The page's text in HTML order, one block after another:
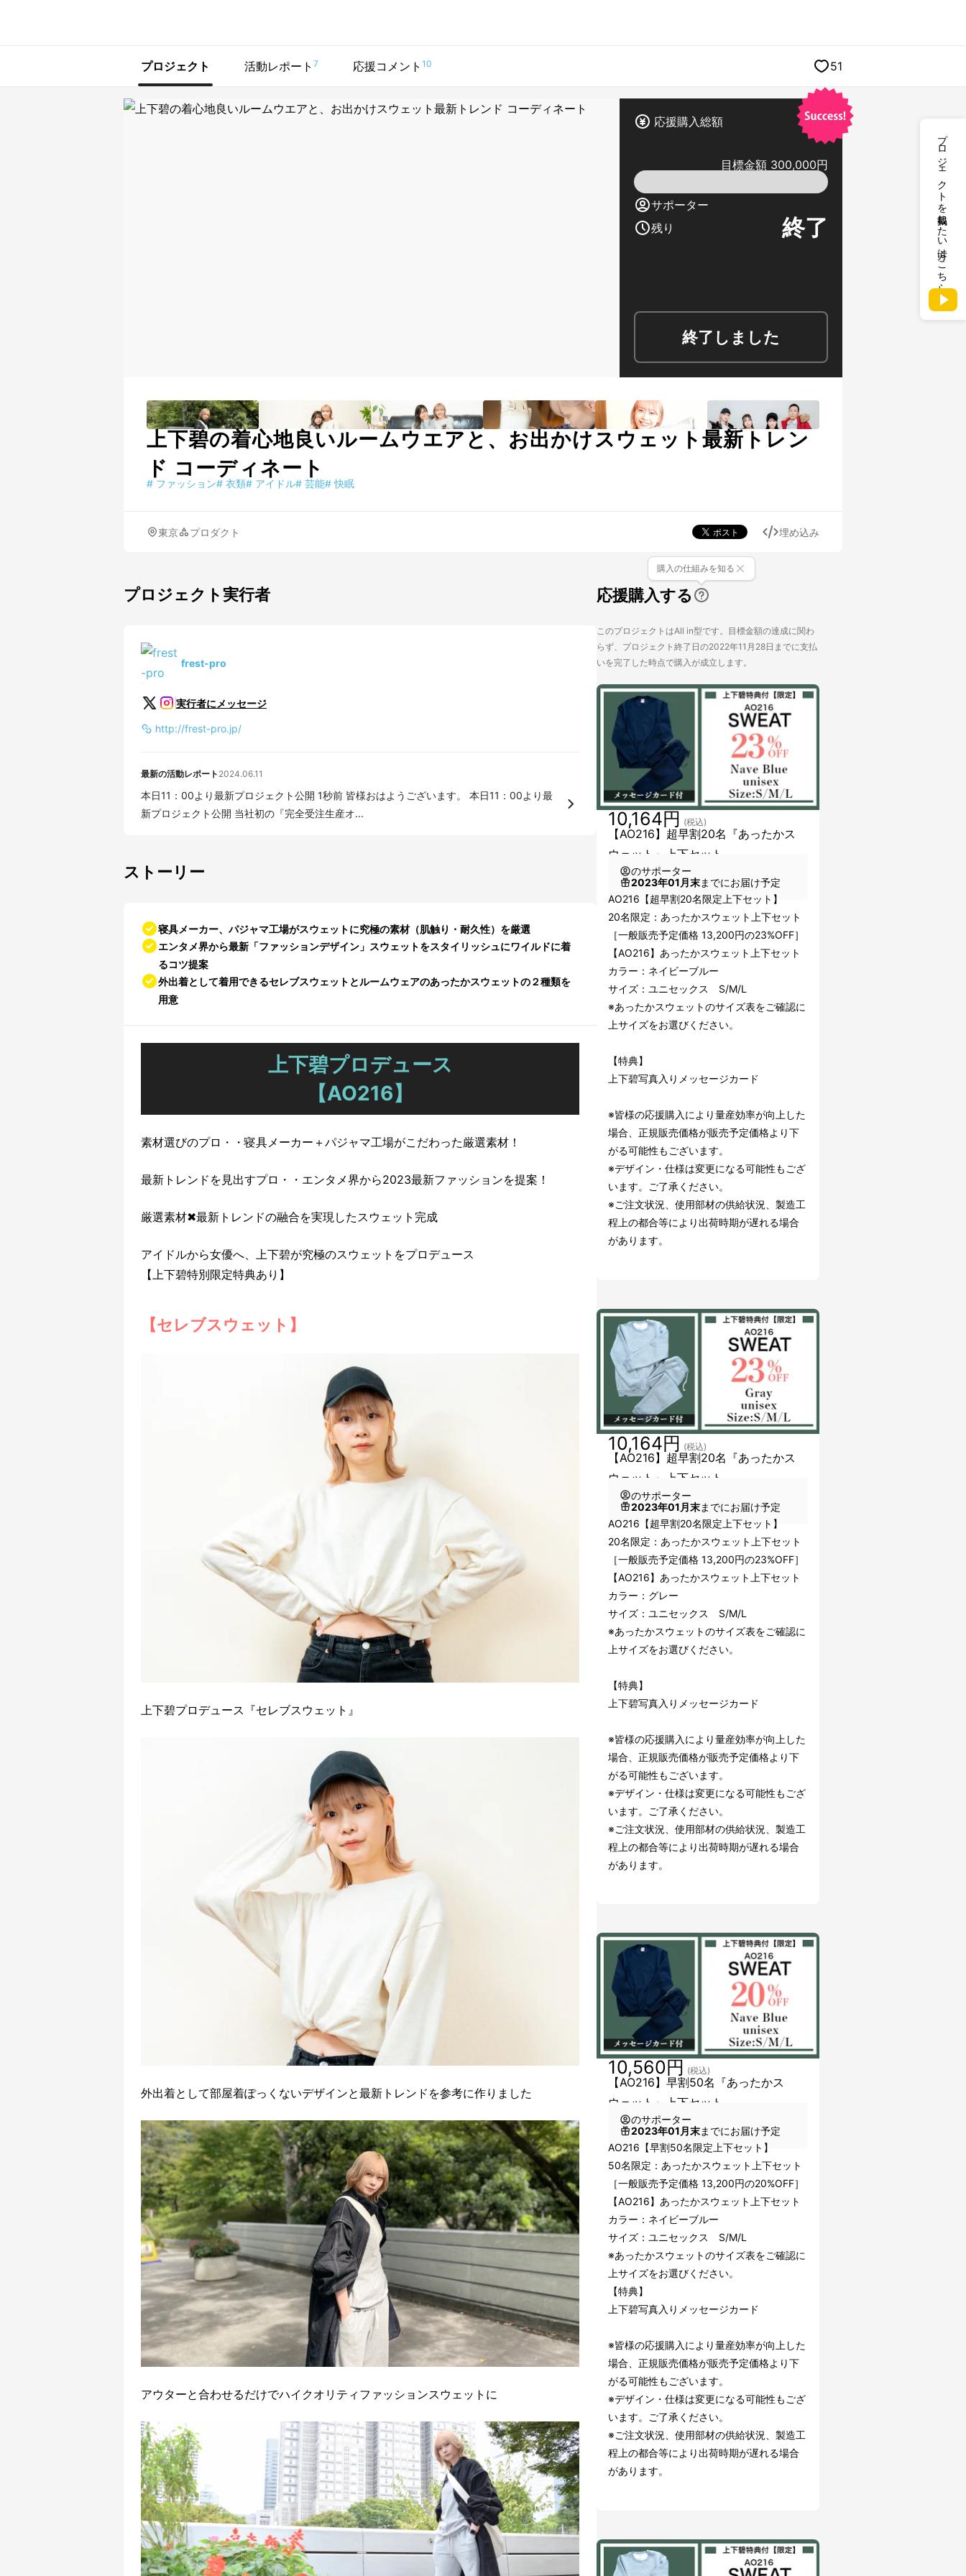
プロジェクトを掲載したい方はこちら
プロジェクト 活動レポート 7 応援コメント 10 51
応援購入総額
目標金額 300,000円
サポーター
残り
終了
終了しました
上下碧の着心地良いルームウエアと、お出かけスウェット最新トレン
ド コーディネート
# ファッション# 衣類# アイドル# 芸能# 快眠
東京 プロダクト 埋め込み
プロジェクト実行者
frest-pro
実行者にメッセージ
http://frest-pro.jp/
最新の活動レポート 2024.06.11
本日11：00より最新プロジェクト公開 1秒前 皆様おはようございます。 本日11：00より最
新プロジェクト公開 当社初の『完全受注生産オ...
ストーリー
寝具メーカー、パジャマ工場がスウェットに究極の素材（肌触り・耐久性）を厳選
エンタメ界から最新「ファッションデザイン」スウェットをスタイリッシュにワイルドに着
るコツ提案
外出着として着用できるセレブスウェットとルームウェアのあったかスウェットの２種類を
用意
上下碧プロデュース
【AO216】
素材選びのプロ・・寝具メーカー＋パジャマ工場がこだわった厳選素材！
最新トレンドを見出すプロ・・エンタメ界から2023最新ファッションを提案！
厳選素材✖最新トレンドの融合を実現したスウェット完成
アイドルから女優へ、上下碧が究極のスウェットをプロデュース
【上下碧特別限定特典あり】
【セレブスウェット】
上下碧プロデュース『セレブスウェット』
外出着として部屋着ぽっくないデザインと最新トレンドを参考に作りました
アウターと合わせるだけでハイクオリティファッションスウェットに
応援購入する
購入の仕組みを知る
このプロジェクトはAll in型です。目標金額の達成に関わ
らず、プロジェクト終了日の2022年11月28日までに支払
いを完了した時点で購入が成立します。
【AO216】超早割20名『あったかス
ウェット』上下セット
10,164円 (税込)
のサポーター
2023年01月末までにお届け予定
AO216【超早割20名限定上下セット】
20名限定：あったかスウェット上下セット
［一般販売予定価格 13,200円の23%OFF］
【AO216】あったかスウェット上下セット
カラー：ネイビーブルー
サイズ：ユニセックス S/M/L
※あったかスウェットのサイズ表をご確認に
上サイズをお選びください。
【特典】
上下碧写真入りメッセージカード
※皆様の応援購入により量産効率が向上した
場合、正規販売価格が販売予定価格より下
がる可能性もございます。
※デザイン・仕様は変更になる可能性もござ
います。ご了承ください。
※ご注文状況、使用部材の供給状況、製造工
程上の都合等により出荷時期が遅れる場合
があります。
【AO216】超早割20名『あったかス
ウェット』上下セット
10,164円 (税込)
のサポーター
2023年01月末までにお届け予定
AO216【超早割20名限定上下セット】
20名限定：あったかスウェット上下セット
［一般販売予定価格 13,200円の23%OFF］
【AO216】あったかスウェット上下セット
カラー：グレー
サイズ：ユニセックス S/M/L
※あったかスウェットのサイズ表をご確認に
上サイズをお選びください。
【特典】
上下碧写真入りメッセージカード
※皆様の応援購入により量産効率が向上した
場合、正規販売価格が販売予定価格より下
がる可能性もございます。
※デザイン・仕様は変更になる可能性もござ
います。ご了承ください。
※ご注文状況、使用部材の供給状況、製造工
程上の都合等により出荷時期が遅れる場合
があります。
【AO216】早割50名『あったかス
ウェット』上下セット
10,560円 (税込)
のサポーター
2023年01月末までにお届け予定
AO216【早割50名限定上下セット】
50名限定：あったかスウェット上下セット
［一般販売予定価格 13,200円の20%OFF］
【AO216】あったかスウェット上下セット
カラー：ネイビーブルー
サイズ：ユニセックス S/M/L
※あったかスウェットのサイズ表をご確認に
上サイズをお選びください。
【特典】
上下碧写真入りメッセージカード
※皆様の応援購入により量産効率が向上した
場合、正規販売価格が販売予定価格より下
がる可能性もございます。
※デザイン・仕様は変更になる可能性もござ
います。ご了承ください。
※ご注文状況、使用部材の供給状況、製造工
程上の都合等により出荷時期が遅れる場合
があります。